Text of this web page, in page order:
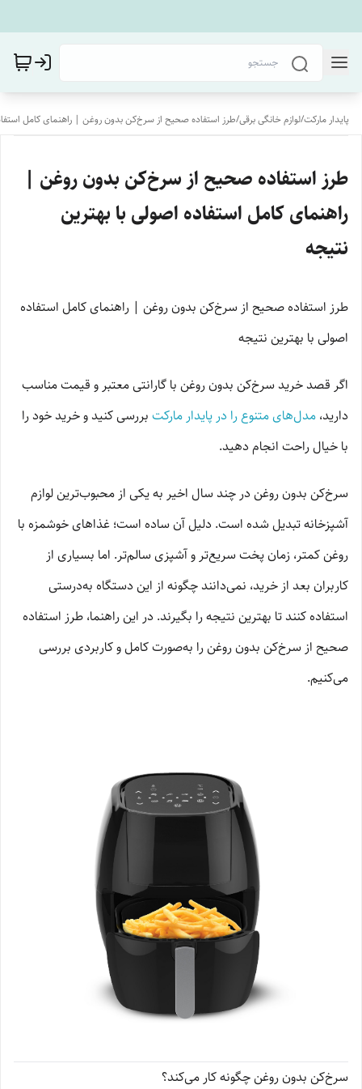
پایدار مارکت/لوازم خانگی برقی/طرز استفاده صحیح از سرخ‌کن بدون روغن | راهنمای کامل
طرز استفاده صحیح از سرخ‌کن بدون روغن |
راهنمای کامل استفاده اصولی با بهترین
نتیجه
طرز استفاده صحیح از سرخ‌کن بدون روغن | راهنمای کامل استفاده
اصولی با بهترین نتیجه
اگر قصد خرید سرخ‌کن بدون روغن با گارانتی معتبر و قیمت مناسب
دارید، مدل‌های متنوع را در پایدار مارکت بررسی کنید و خرید خود را
با خیال راحت انجام دهید.
سرخ‌کن بدون روغن در چند سال اخیر به یکی از محبوب‌ترین لوازم
آشپزخانه تبدیل شده است. دلیل آن ساده است؛ غذاهای خوشمزه با
روغن کمتر، زمان پخت سریع‌تر و آشپزی سالم‌تر. اما بسیاری از
کاربران بعد از خرید، نمی‌دانند چگونه از این دستگاه به‌درستی
استفاده کنند تا بهترین نتیجه را بگیرند. در این راهنما، طرز استفاده
صحیح از سرخ‌کن بدون روغن را به‌صورت کامل و کاربردی بررسی
می‌کنیم.
سرخ‌کن بدون روغن چگونه کار می‌کند؟